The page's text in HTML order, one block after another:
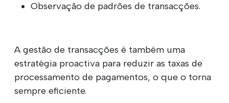
Observação de padrões de transacções.
A gestão de transacções é também uma
estratégia proactiva para reduzir as taxas de
processamento de pagamentos, o que o torna
sempre eficiente.